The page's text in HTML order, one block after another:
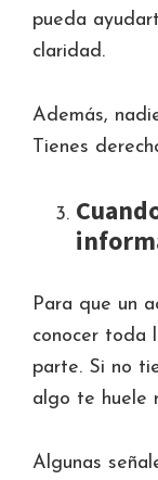
pueda
claridad.
Además,
Tienes
Para que un
conocer toda
parte. Si no
algo te huele
Algunas